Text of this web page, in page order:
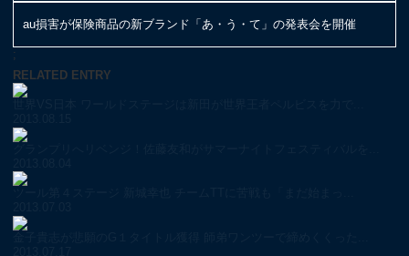
au損害が保険商品の新ブランド「あ・う・て」の発表会を開催
;
RELATED ENTRY